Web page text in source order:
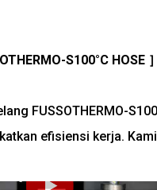
S100°C HOSE ］
FUSSOTHERMO-
efisiensi kerja.